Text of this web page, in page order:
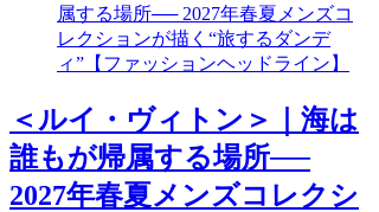
属する場所── 2027年春夏メンズコ
レクションが描く“旅するダンデ
ィ”【ファッションヘッドライン】
＜ルイ・ヴィトン＞｜海は
誰もが帰属する場所──
2027年春夏メンズコレクシ